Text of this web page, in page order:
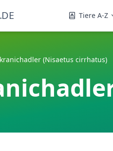
Tiere A-Z
(Nisaetus cirrhatus)